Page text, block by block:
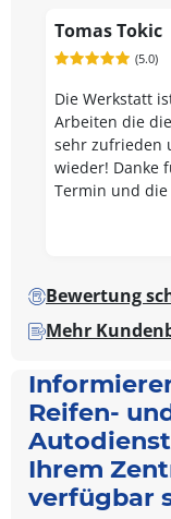
Tomas Tokic
(5.0)
Die Werkstatt
Arbeiten die
sehr zufrieden
wieder! Danke
Termin und
Bewertung
Mehr
Reifen-
Ihrem
verfügbar